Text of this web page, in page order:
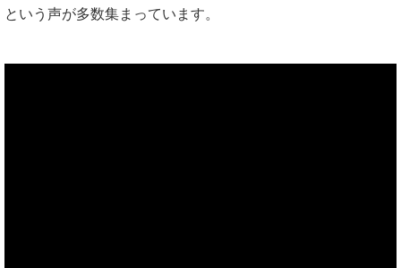
という声が多数集まっています。